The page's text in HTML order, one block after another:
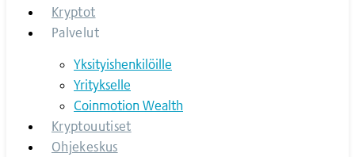
Kryptot
Palvelut
Yksityishenkilöille
Yritykselle
Coinmotion Wealth
Kryptouutiset
Ohjekeskus